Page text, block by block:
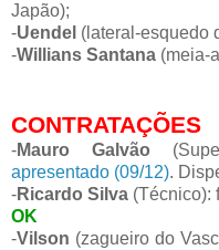
Japão);
-Uendel (lateral-esquedo
-Willians Santana (meia-
CONTRATAÇÕES
-Mauro Galvão
apresentado (09/12).
-Ricardo Silva (Técnico):
OK
-Vilson (zagueiro do